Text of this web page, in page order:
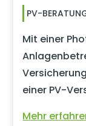
PV-
Mit einer
einer PV-
Mehr